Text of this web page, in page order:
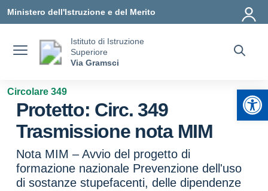
Ministero dell'Istruzione e del Merito
Istituto di Istruzione
Superiore
Via Gramsci
Circolare 349
Protetto: Circ. 349
Trasmissione nota MIM
Nota MIM – Avvio del progetto di
formazione nazionale Prevenzione dell'uso
di sostanze stupefacenti, delle dipendenze